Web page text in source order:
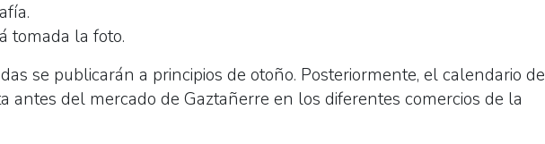
tomada la foto.
se publicarán a principios de otoño. Posteriormente, el calendario de
antes del mercado de Gaztañerre en los diferentes comercios de la